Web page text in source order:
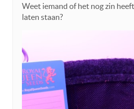
Weet iemand of het nog zin
laten staan?